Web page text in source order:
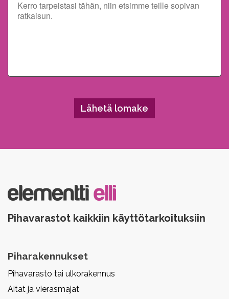
Pihavarastot kaikkiin käyttötarkoituksiin
Piharakennukset
Pihavarasto tai ulkorakennus
Aitat ja vierasmajat